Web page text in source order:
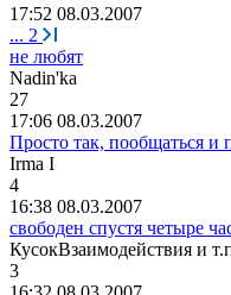
17:52 08.03.2007
... 2
не любят
Nadin'ka
27
17:06 08.03.2007
Просто так, пообщаться и
Irma I
4
16:38 08.03.2007
свободен спустя четыре
КусокВзаимодействия и т.
3